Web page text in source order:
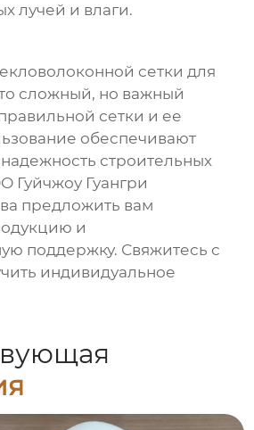
лучей и влаги.
сетки для
сложный, но важный
сетки и ее
обеспечивают
строительных
Гуйчжоу Гуангри
предложить вам
и
поддержку. Свяжитесь с
индивидуальное